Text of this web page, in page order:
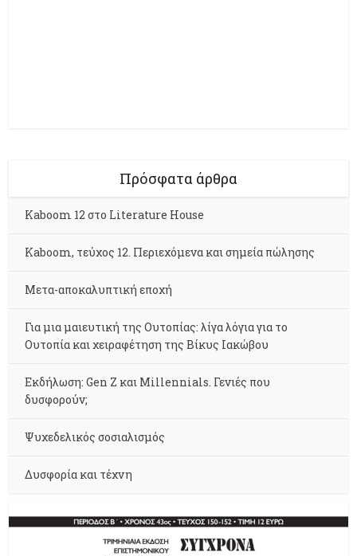
Πρόσφατα άρθρα
Kaboom 12 στο Literature House
Kaboom, τεύχος 12. Περιεχόμενα και σημεία πώλησης
Μετα-αποκαλυπτική εποχή
Για μια μαιευτική της Ουτοπίας: λίγα λόγια για το
Ουτοπία και χειραφέτηση της Βίκυς Ιακώβου
Εκδήλωση: Gen Z και Millennials. Γενιές που
δυσφορούν;
Ψυχεδελικός σοσιαλισμός
Δυσφορία και τέχνη